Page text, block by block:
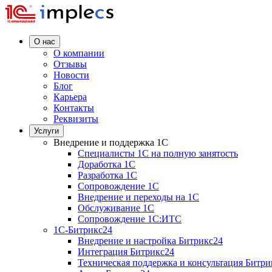
О нас
О компании
Отзывы
Новости
Блог
Карьера
Контакты
Реквизиты
Услуги
Внедрение и поддержка 1C
Специалисты 1C на полную занятость
Доработка 1C
Разработка 1C
Сопровождение 1C
Внедрение и переходы на 1C
Обслуживание 1C
Сопровождение 1C:ИТС
1С-Битрикс24
Внедрение и настройка Битрикс24
Интеграция Битрикс24
Техническая поддержка и консультация